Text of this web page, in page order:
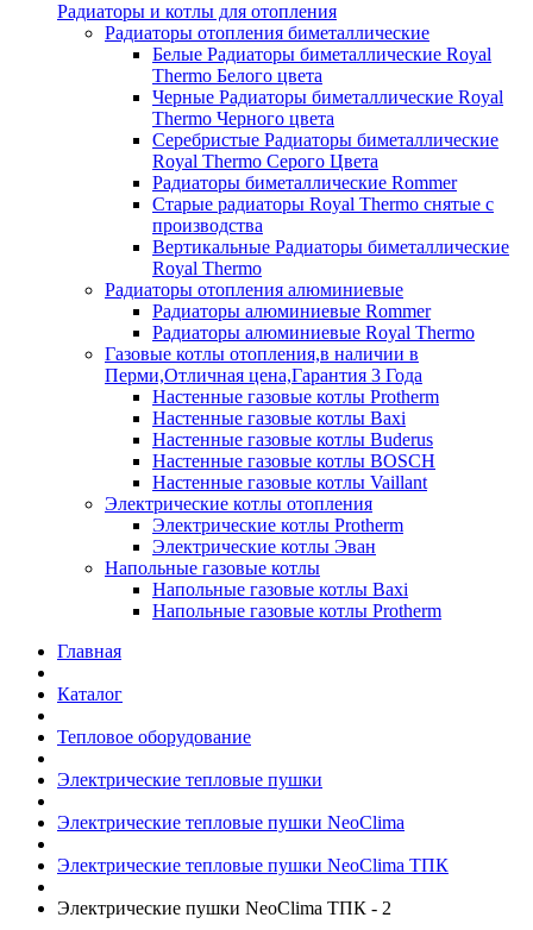
Радиаторы и котлы для отопления
Радиаторы отопления биметаллические
Белые Радиаторы биметаллические Royal
Thermo Белого цвета
Черные Радиаторы биметаллические Royal
Thermo Черного цвета
Серебристые Радиаторы биметаллические
Royal Thermo Серого Цвета
Радиаторы биметаллические Rommer
Старые радиаторы Royal Thermo снятые с
производства
Вертикальные Радиаторы биметаллические
Royal Thermo
Радиаторы отопления алюминиевые
Радиаторы алюминиевые Rommer
Радиаторы алюминиевые Royal Thermo
Газовые котлы отопления,в наличии в
Перми,Отличная цена,Гарантия 3 Года
Настенные газовые котлы Protherm
Настенные газовые котлы Baxi
Настенные газовые котлы Buderus
Настенные газовые котлы BOSCH
Настенные газовые котлы Vaillant
Электрические котлы отопления
Электрические котлы Protherm
Электрические котлы Эван
Напольные газовые котлы
Напольные газовые котлы Baxi
Напольные газовые котлы Protherm
Главная
Каталог
Тепловое оборудование
Электрические тепловые пушки
Электрические тепловые пушки NeoClima
Электрические тепловые пушки NeoClima ТПК
Электрические пушки NeoClima ТПК - 2